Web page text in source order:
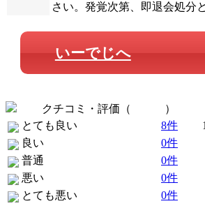
さい。発覚次第、即退会処分
いーでじへ
クチコミ・評価（
）
とても良い
8件
良い
0件
普通
0件
悪い
0件
とても悪い
0件